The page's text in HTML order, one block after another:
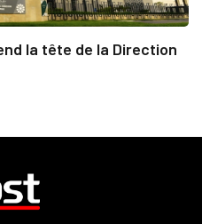
la tête de la Direction